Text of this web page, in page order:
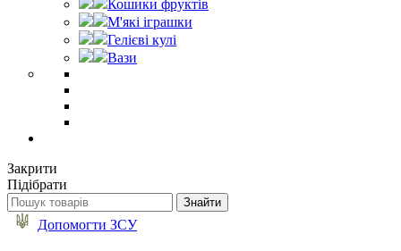
Кошики фруктів
М'які іграшки
Гелієві кулі
Вази
Закрити
Підібрати
Допомогти ЗСУ